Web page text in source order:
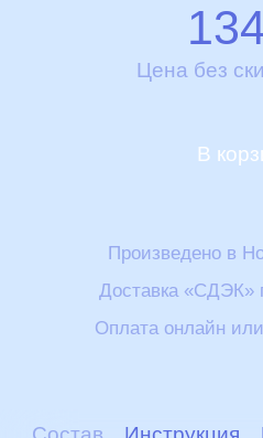
Цена без
В
Произведено в
Доставка «СДЭК»
Оплата онлайн